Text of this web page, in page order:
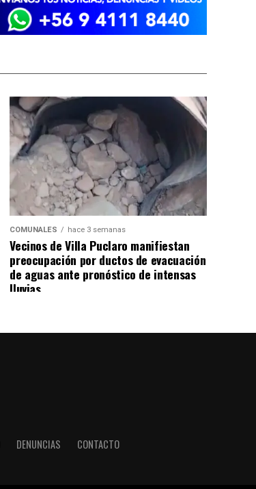
COMUNALES hace 3 semanas
Vecinos de Villa Puclaro manifiestan
preocupación por ductos de evacuación
de aguas ante pronóstico de intensas
lluvias
DENUNCIAS CONTACTO